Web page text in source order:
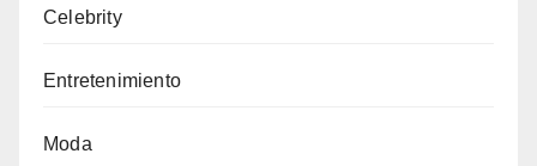
Celebrity
Entretenimiento
Moda